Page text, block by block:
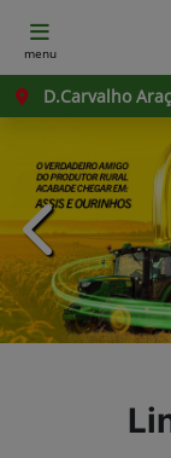
menu
D.Carvalho